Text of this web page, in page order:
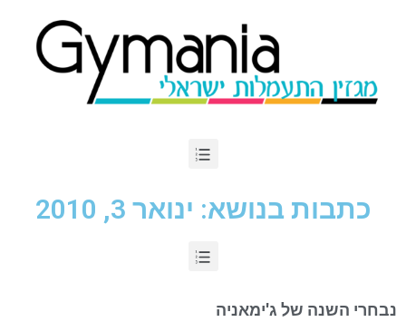
כתבות בנושא: ינואר 3, 2010
נבחרי השנה של ג'ימאניה